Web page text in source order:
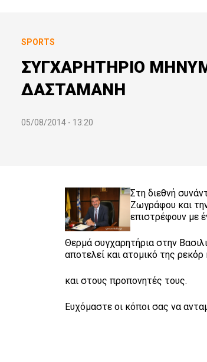
SPORTS
ΣΥΓΧΑΡΗΤΗΡΙΟ
ΔΑΣΤΑΜΑΝΗ
05/08/2014 - 13:20
Στη διεθνή
Ζωγράφου και
επιστρέφουν με
Θερμά συγχαρητήρια στην
αποτελεί και ατομικό της
και στους προπονητές τους.
Ευχόμαστε οι κόποι σας να